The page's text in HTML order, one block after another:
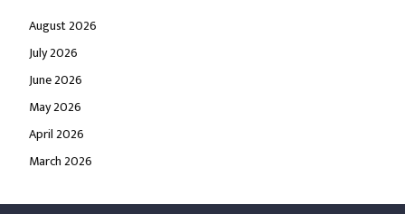
August 2026
July 2026
June 2026
May 2026
April 2026
March 2026